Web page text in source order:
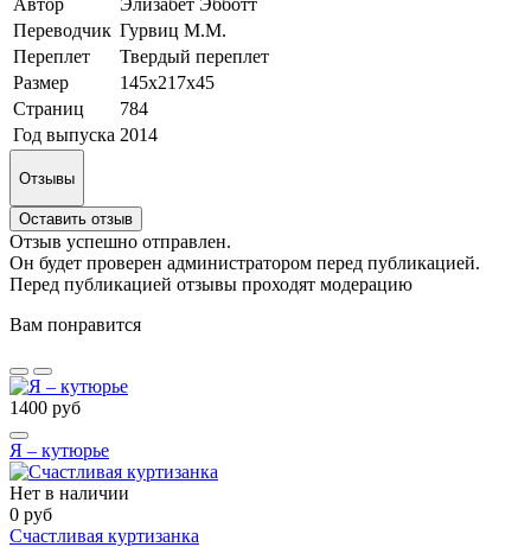
Автор
Элизабет Эбботт
Переводчик Гурвиц М.М.
Переплет
Твердый переплет
Размер
145х217х45
Страниц
784
Год выпуска 2014
Отзывы
Оставить отзыв
Отзыв успешно отправлен.
Он будет проверен администратором перед публикацией.
Перед публикацией отзывы проходят модерацию
Вам понравится
1400 руб
Я – кутюрье
Нет в наличии
0 руб
Счастливая куртизанка